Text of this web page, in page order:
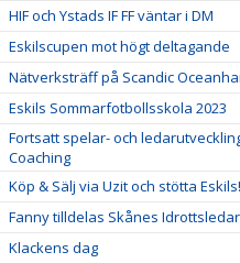
HIF och Ystads IF FF väntar i DM
Eskilscupen mot högt deltagande
Nätverksträff på Scandic
Eskils Sommarfotbollsskola 2023
Fortsatt spelar- och
Coaching
Köp & Sälj via Uzit och stötta Eskils!
Fanny tilldelas Skånes
Klackens dag